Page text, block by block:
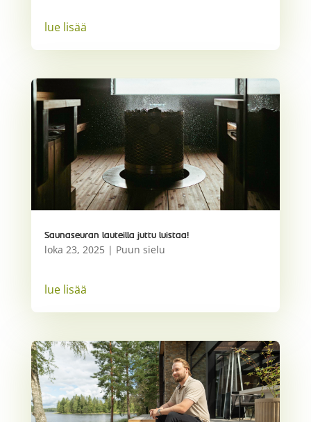
lue lisää
Saunaseuran lauteilla juttu luistaa!
loka 23, 2025| Puun sielu
lue lisää